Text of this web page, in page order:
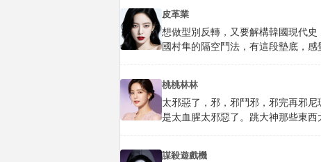
皮革業
想做型別反轉，又要解構韓國現代
國村隼的隔空鬥法，有這段墊底，感
桃桃林林
太邪惡了，邪，邪鬥邪，邪完再邪
是太血腥太邪惡了。跳大神那些東
謀殺遊戲機